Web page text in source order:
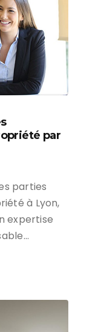
par
parties
à Lyon,
expertise